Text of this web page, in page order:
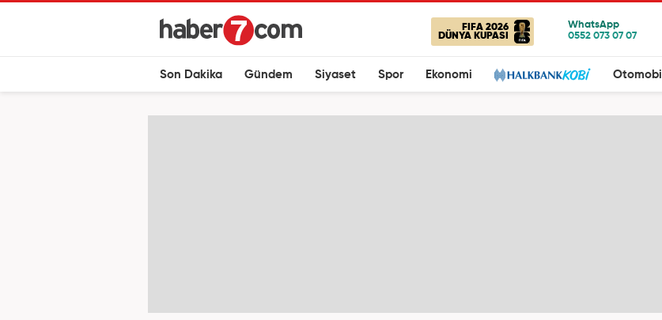
FIFA 2026
DÜNYA KUPASI
Son Dakika Gündem Siyaset Spor Ekonomi Otomobil